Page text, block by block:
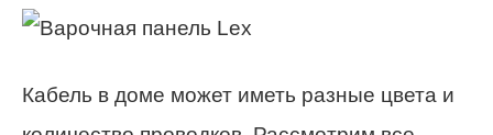
Кабель в доме может иметь разные цвета и